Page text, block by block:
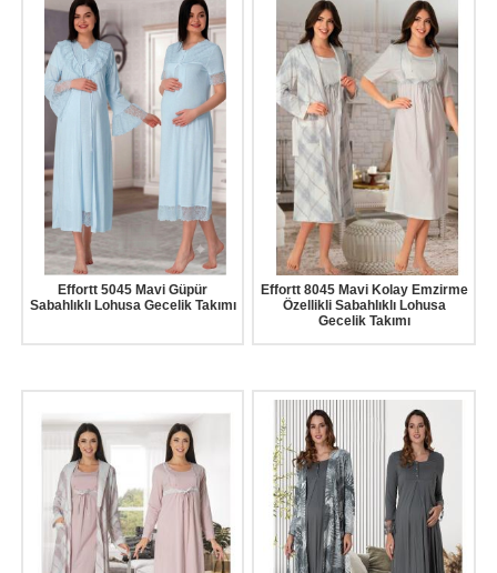
Effortt 5045 Mavi Güpür
Sabahlıklı Lohusa Gecelik Takımı
Effortt 8045 Mavi Kolay Emzirme
Özellikli Sabahlıklı Lohusa
Gecelik Takımı